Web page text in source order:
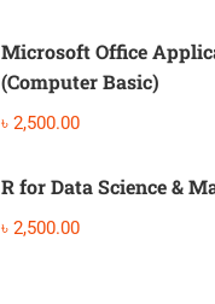
Microsoft Office
(Computer Basic)
৳ 2,500.00
R for Data Science &
৳ 2,500.00